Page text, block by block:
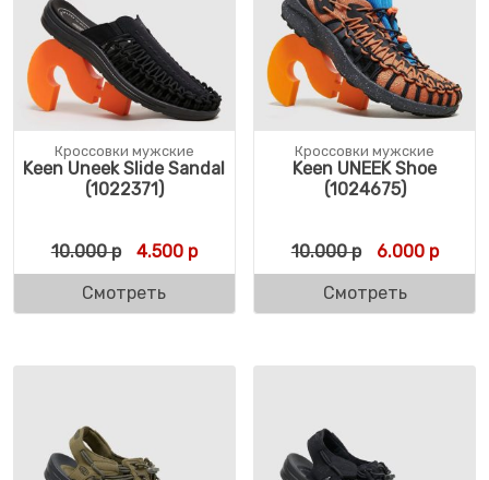
Кроссовки мужские
Keen Uneek Slide Sandal
(1022371)
10.000р Первоначальная цена составляла 10.000
4.500рТекущая цена: 4.500 р.
Смотреть
Кроссовки мужские
Keen UNEEK Shoe
(1024675)
10.000р 6.000р
Смотреть